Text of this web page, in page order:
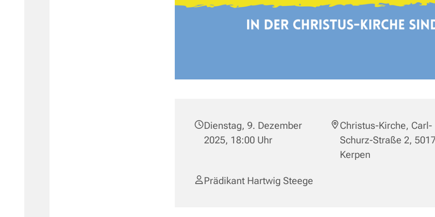
Dienstag, 9. Dezember
2025, 18:00 Uhr
Christus-Kirche, Carl-
Schurz-Straße 2,
Kerpen
Prädikant Hartwig Steege